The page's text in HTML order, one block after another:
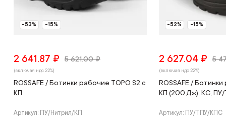
-53% -15%
2 641.87 ₽ 5 621.00 ₽
(включая ндс 22%)
ROSSAFE / Ботинки рабочие ТОРО S2 c
КП
Артикул: ПУ/Нитрил/КП
-52% -15%
2 627.04 ₽ 5
(включая ндс 22%)
ROSSAFE /
КП (200 Дж), КС,
Артикул: ПУ/ТПУ/КПС